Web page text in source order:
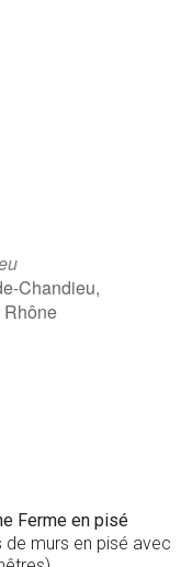
Chandieu,
Ferme en pisé
murs en pisé avec